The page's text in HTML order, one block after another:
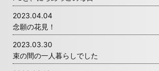
2023.04.04
念願の花見！
2023.03.30
束の間の一人暮らしでした